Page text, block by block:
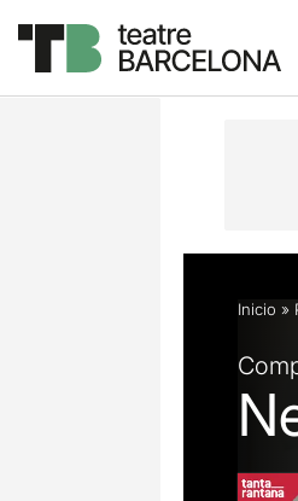
Descripción
Inicio »